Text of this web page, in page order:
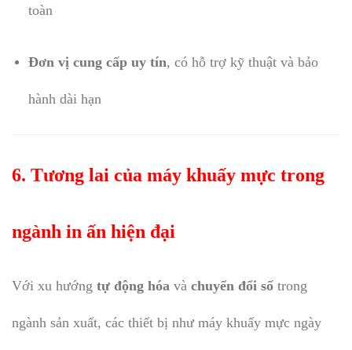
toàn
Đơn vị cung cấp uy tín, có hỗ trợ kỹ thuật và bảo
hành dài hạn
6. Tương lai của máy khuấy mực trong
ngành in ấn hiện đại
Với xu hướng tự động hóa và chuyển đổi số trong
ngành sản xuất, các thiết bị như máy khuấy mực ngày